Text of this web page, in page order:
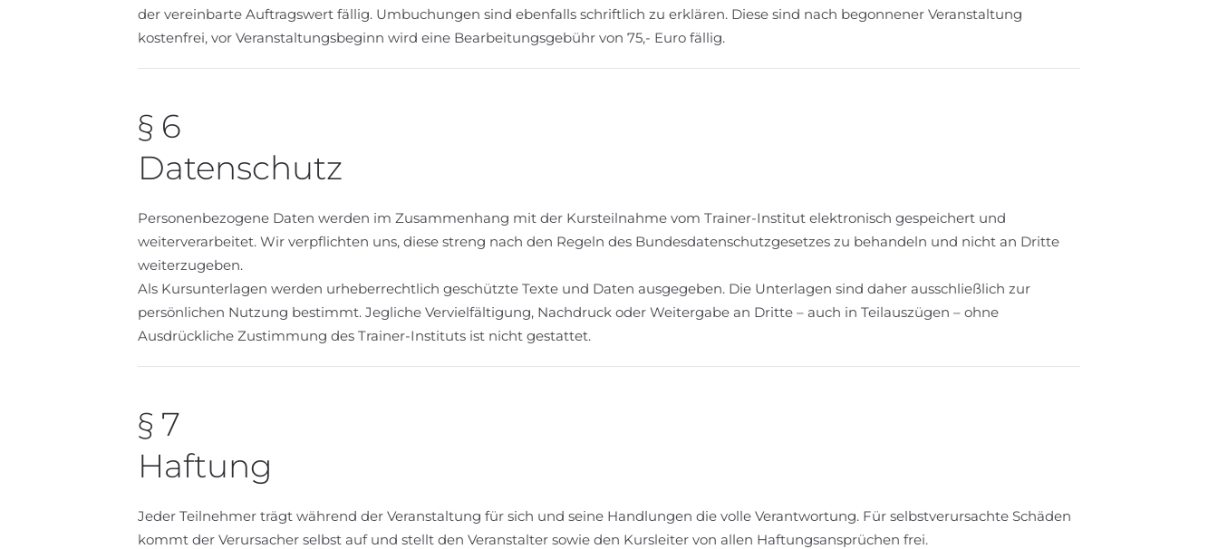
der vereinbarte Auftragswert fällig. Umbuchungen sind ebenfalls schriftlich zu erklären. Diese sind nach begonnener Veranstaltung
kostenfrei, vor Veranstaltungsbeginn wird eine Bearbeitungsgebühr von 75,- Euro fällig.
§ 6
Datenschutz
Personenbezogene Daten werden im Zusammenhang mit der Kursteilnahme vom Trainer-Institut elektronisch gespeichert und
weiterverarbeitet. Wir verpflichten uns, diese streng nach den Regeln des Bundesdatenschutzgesetzes zu behandeln und nicht an Dritte
weiterzugeben.
Als Kursunterlagen werden urheberrechtlich geschützte Texte und Daten ausgegeben. Die Unterlagen sind daher ausschließlich zur
persönlichen Nutzung bestimmt. Jegliche Vervielfältigung, Nachdruck oder Weitergabe an Dritte – auch in Teilauszügen – ohne
Ausdrückliche Zustimmung des Trainer-Instituts ist nicht gestattet.
§ 7
Haftung
Jeder Teilnehmer trägt während der Veranstaltung für sich und seine Handlungen die volle Verantwortung. Für selbstverursachte Schäden
kommt der Verursacher selbst auf und stellt den Veranstalter sowie den Kursleiter von allen Haftungsansprüchen frei.